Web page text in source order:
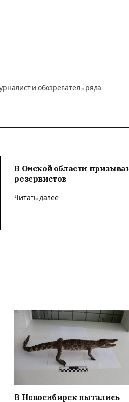
и обозреватель ряда
В Омской области
резервистов
Читать далее
В Новосибирск пытались